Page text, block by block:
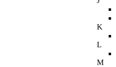
K
L
M